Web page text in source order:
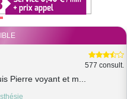
577 consult.
Pierre voyant et m...